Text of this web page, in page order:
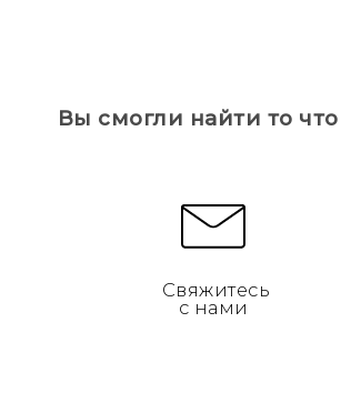
Вы смогли найти то
Свяжитесь
с нами